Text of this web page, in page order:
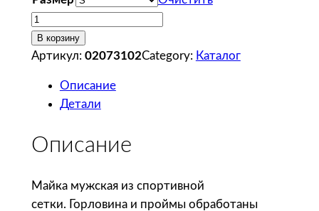
К
о
л
т
о
т
В корзину
Артикул: 02073102Category: Каталог
Описание
Детали
Описание
Майка мужская из спортивной
сетки. Горловина и проймы обработаны